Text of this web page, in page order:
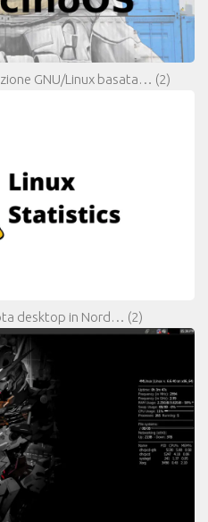
GNU/Linux basata… (2)
desktop in Nord… (2)